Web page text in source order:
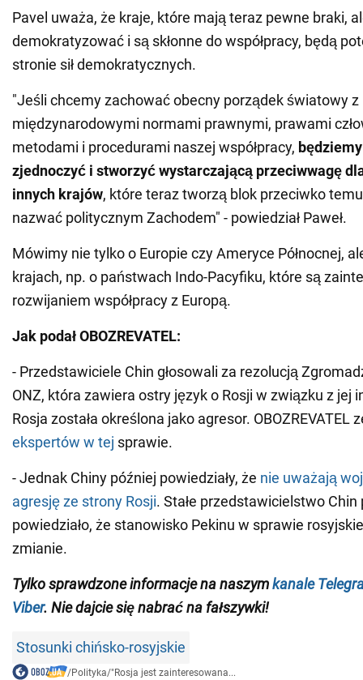
Pavel uważa, że kraje, które mają teraz pewne braki,
demokratyzować i są skłonne do współpracy, będą
stronie sił demokratycznych.
"Jeśli chcemy zachować obecny porządek światowy z
międzynarodowymi normami prawnymi, prawami
metodami i procedurami naszej współpracy,
zjednoczyć i stworzyć wystarczającą przeciwwagę
innych krajów, które teraz tworzą blok przeciwko
nazwać politycznym Zachodem" - powiedział Paweł.
Mówimy nie tylko o Europie czy Ameryce Północnej,
krajach, np. o państwach Indo-Pacyfiku, które są
rozwijaniem współpracy z Europą.
Jak podał OBOZREVATEL:
- Przedstawiciele Chin głosowali za rezolucją
ONZ, która zawiera ostry język o Rosji w związku z jej
Rosja została określona jako agresor. OBOZREVATEL
ekspertów w tej sprawie.
- Jednak Chiny później powiedziały, że nie uważają
agresję ze strony Rosji. Stałe przedstawicielstwo Chin
powiedziało, że stanowisko Pekinu w sprawie
zmianie.
Tylko sprawdzone informacje na naszymkanale
Viber. Nie dajcie się nabrać na fałszywki!
Stosunki chińsko-rosyjskie
/Polityka/"Rosja jest zainteresowana...